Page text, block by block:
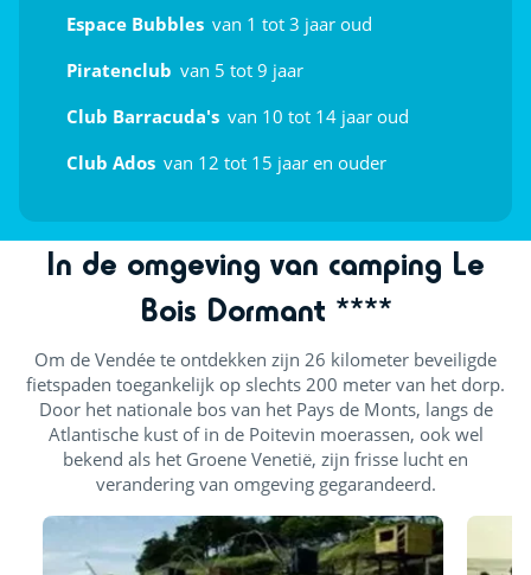
Animatie
Interieur
Shows
Espace Bubbles van 1 tot 3 jaar oud
Piratenclub van 5 tot 9 jaar
Club Barracuda's van 10 tot 14 jaar oud
Club Ados van 12 tot 15 jaar en ouder
In de omgeving van camping Le
Bois Dormant ****
Om de Vendée te ontdekken zijn 26 kilometer beveiligde
fietspaden toegankelijk op slechts 200 meter van het dorp.
Door het nationale bos van het Pays de Monts, langs de
Atlantische kust of in de Poitevin moerassen, ook wel
bekend als het Groene Venetië, zijn frisse lucht en
verandering van omgeving gegarandeerd.